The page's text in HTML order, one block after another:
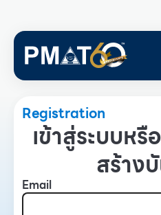
Registration
เข้าสู่ระบบหรื
สร้าง
Email